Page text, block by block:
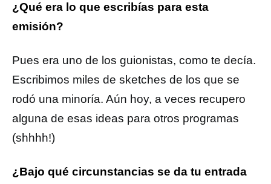
¿Qué era lo que escribías para esta
emisión?
Pues era uno de los guionistas, como te decía.
Escribimos miles de sketches de los que se
rodó una minoría. Aún hoy, a veces recupero
alguna de esas ideas para otros programas
(shhhh!)
¿Bajo qué circunstancias se da tu entrada